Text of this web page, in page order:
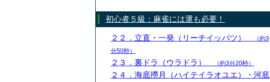
初心者５級：麻雀には運も必要！
２２．立直・一発（リーチイッパツ）
（約3
分50秒）
２３．裏ドラ（ウラドラ） （約3分20秒）
２４．海底撈月（ハイテイラオユエ）・河底